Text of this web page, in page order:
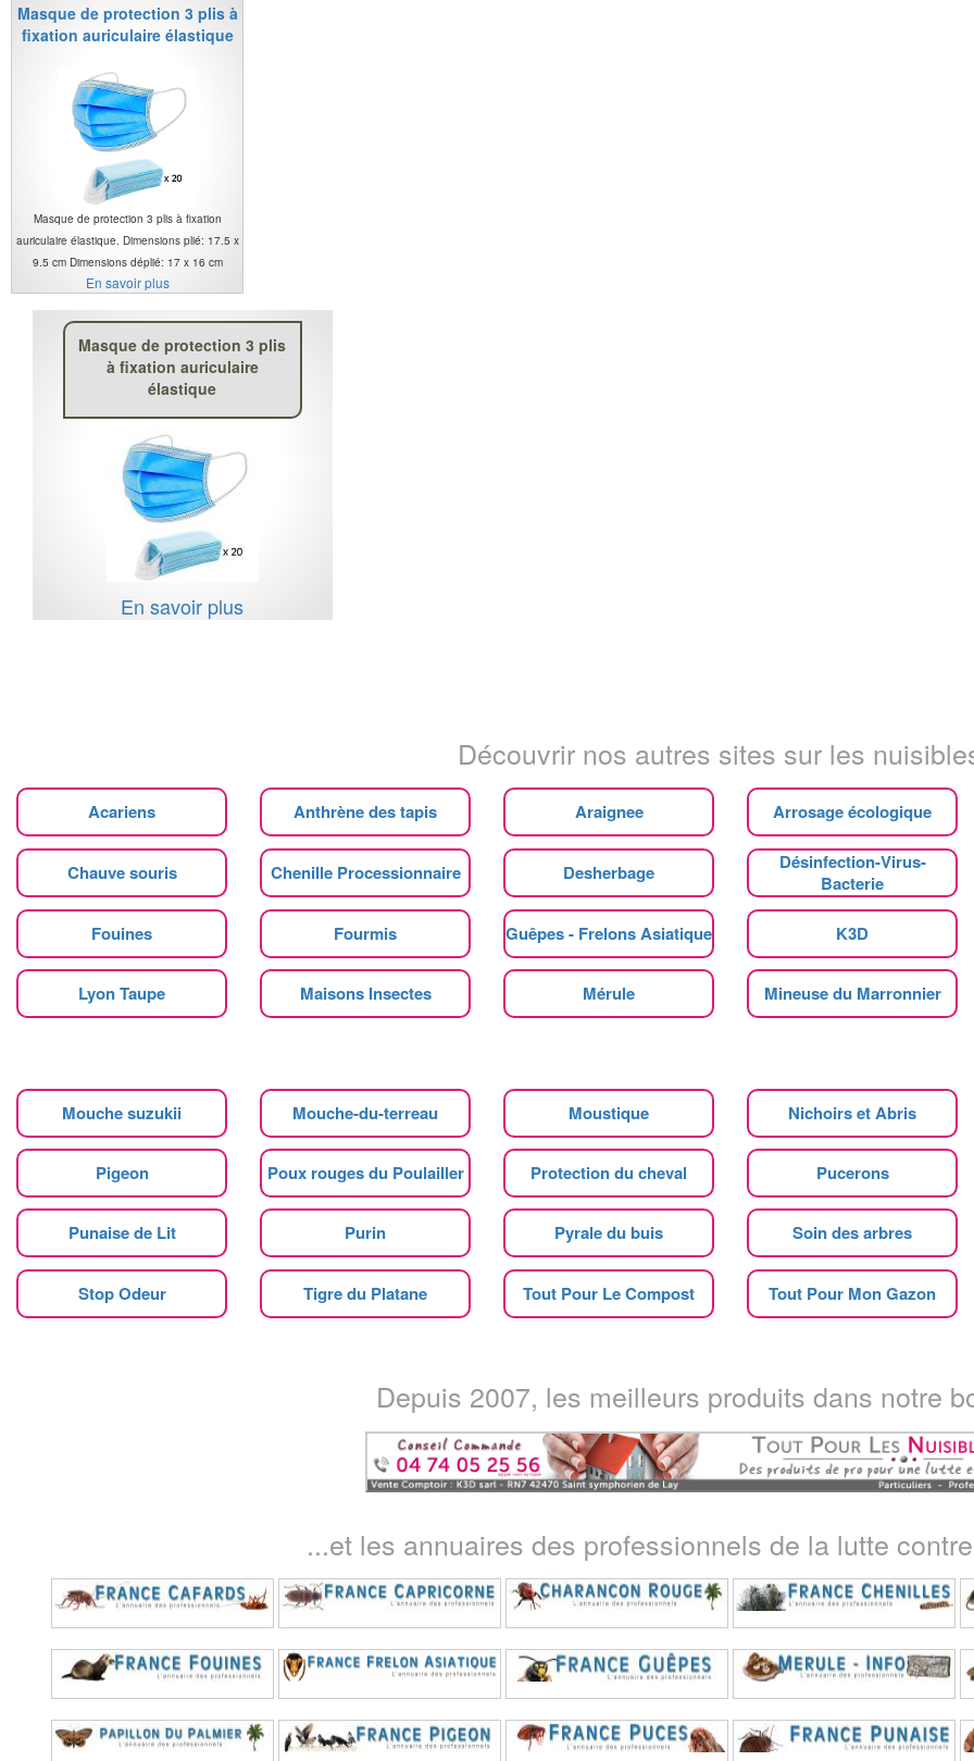
Masque de protection 3 plis à
fixation auriculaire élastique
Masque de protection 3 plis à fixation
auriculaire élastique. Dimensions plié: 17.5 x
9.5 cm Dimensions déplié: 17 x 16 cm
En savoir plus
Masque de protection 3 plis
à fixation auriculaire
élastique
En savoir plus
Découvrir nos autres sites sur les
Acariens Anthrène des tapis Araignee Arrosage écologique
Chauve souris Chenille Processionnaire Desherbage
Désinfection-Virus-
Bacterie
Fouines Fourmis Guêpes - Frelons Asiatique K3D
Lyon Taupe Maisons Insectes Mérule Mineuse du Marronnier
Mouche suzukii Mouche-du-terreau Moustique Nichoirs et Abris
Pigeon Poux rouges du Poulailler Protection du cheval Pucerons
Punaise de Lit Purin Pyrale du buis Soin des arbres
Stop Odeur Tigre du Platane Tout Pour Le Compost Tout Pour Mon Gazon
Depuis 2007, les meilleurs produits dans notre
...et les annuaires des professionnels de la lutte